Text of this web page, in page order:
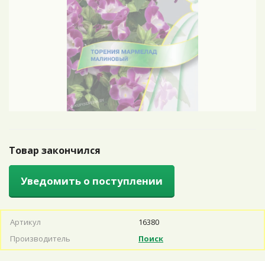
Товар закончился
Уведомить о поступлении
Артикул
16380
Производитель
Поиск